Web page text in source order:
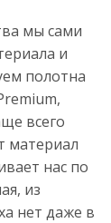
мы сами
и
полотна
всего
материал
нас по
из
нет даже в